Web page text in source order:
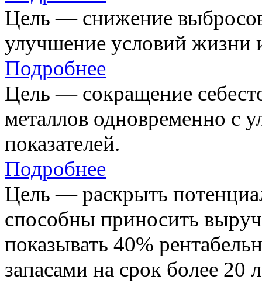
Цель — снижение
улучшение условий жизни
Подробнее
Цель — сокращение
металлов одновременно с
показателей.
Подробнее
Цель — раскрыть
способны приносить
показывать 40%
запасами на срок более 20